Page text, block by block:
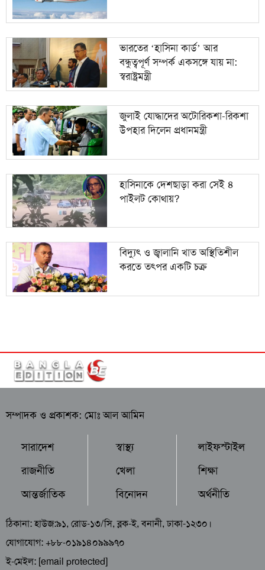
ভারতের ‘হাসিনা কার্ড’ আর
বন্ধুত্বপূর্ণ সম্পর্ক একসঙ্গে যায় না:
স্বরাষ্ট্রমন্ত্রী
জুলাই যোদ্ধাদের অটোরিকশা-রিকশা
উপহার দিলেন প্রধানমন্ত্রী
হাসিনাকে দেশছাড়া করা সেই ৪
পাইলট কোথায়?
বিদ্যুৎ ও জ্বালানি খাত অস্থিতিশীল
করতে তৎপর একটি চক্র
সম্পাদক ও প্রকাশক: মোঃ আল আমিন
সারাদেশ
রাজনীতি
আন্তর্জাতিক
স্বাস্থ্য
খেলা
বিনোদন
লাইফস্টাইল
শিক্ষা
অর্থনীতি
ঠিকানা: হাউজ:৯১, রোড-১৩/সি, ব্লক-ই, বনানী, ঢাকা-১২৩০।
যোগাযোগ: +৮৮-০১৯১৪০৯৯৯৭০
ই-মেইল: [email protected]